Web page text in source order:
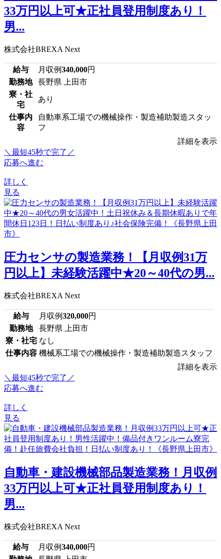
33万円以上可★正社員登用制度あり！
男...
株式会社BREXA Next
給与 月収例340,000円
勤務地
長野県 上田市
寮・社
宅
あり
仕事内
容
自動車系工場での機械操作・製造補助製造スタッ
フ
詳細を表示
＼最短45秒で完了／
応募へ進む
詳しく
見る
圧力センサの製造業務！【月収例31万
円以上】未経験活躍中★20～40代の男...
株式会社BREXA Next
給与 月収例320,000円
勤務地
長野県 上田市
寮・社宅 なし
仕事内容 機械系工場での機械操作・製造補助製造スタッフ
詳細を表示
＼最短45秒で完了／
応募へ進む
詳しく
見る
自動車・建設機械部品製造業務！月収例
33万円以上可★正社員登用制度あり！
男...
株式会社BREXA Next
給与 月収例340,000円